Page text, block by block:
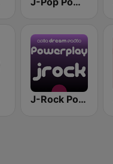
J-Rock Powerplay